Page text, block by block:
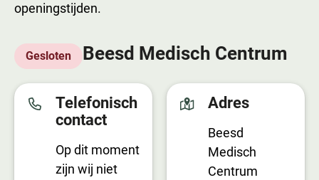
openingstijden.
Beesd Medisch Centrum
Gesloten
Telefonisch
contact
Op dit moment
zijn wij niet
Adres
Beesd
Medisch
Centrum